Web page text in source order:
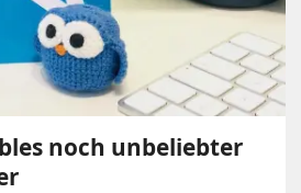
noch unbeliebter